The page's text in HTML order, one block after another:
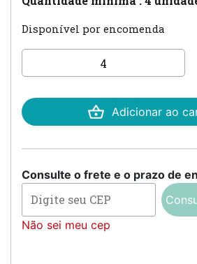
Disponível por encomenda
Caixa para padrinhos de
batismo - 24 x 12 x 9 com
Adicionar ao
Consulte o frete e o prazo de
Não sei meu cep